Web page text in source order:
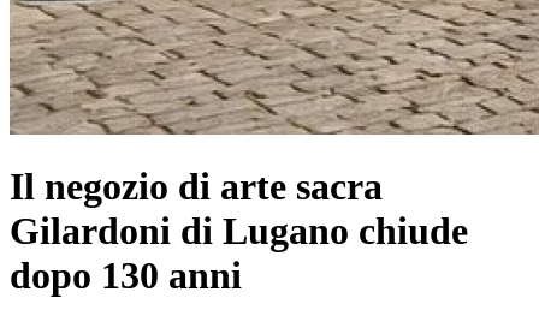
Il negozio di arte sacra
Gilardoni di Lugano chiude
dopo 130 anni